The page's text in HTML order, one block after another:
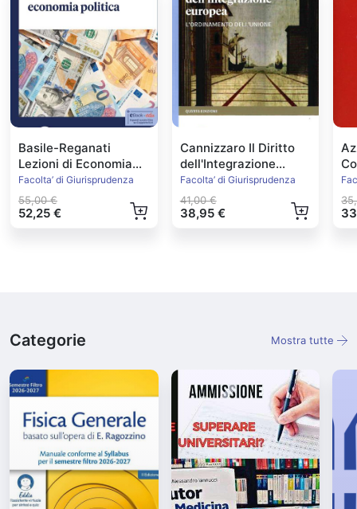
Basile-Reganati
Lezioni di Economia
Politica
Facolta’ di Giurisprudenza
55,00 €
52,25 €
Cannizzaro Il Diritto
dell'Integrazione
Europea Ed.2022
Facolta’ di Giurisprudenza
41,00 €
38,95 €
Categorie Mostra tutte